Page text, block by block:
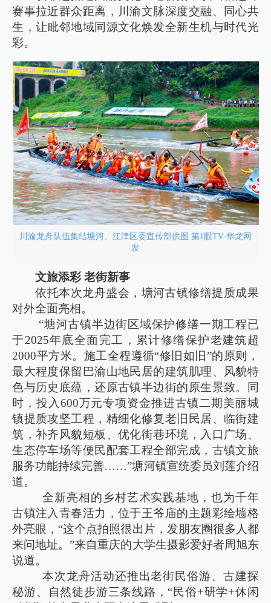
赛事拉近群众距离，川渝文脉深度交融、同心共
生，让毗邻地域同源文化焕发全新生机与时代光
彩。
川渝龙舟队伍集结塘河。江津区委宣传部供图 第1眼TV-华龙网
发
文旅添彩 老街新事
依托本次龙舟盛会，塘河古镇修缮提质成果
对外全面亮相。
“塘河古镇半边街区域保护修缮一期工程已
于2025年底全面完工，累计修缮保护老建筑超
2000平方米。施工全程遵循“修旧如旧”的原则，
最大程度保留巴渝山地民居的建筑肌理、风貌特
色与历史底蕴，还原古镇半边街的原生景致。同
时，投入600万元专项资金推进古镇二期美丽城
镇提质攻坚工程，精细化修复老旧民居、临街建
筑，补齐风貌短板、优化街巷环境，入口广场、
生态停车场等便民配套工程全部完成，古镇文旅
服务功能持续完善……”塘河镇宣统委员刘莲介绍
道。
全新亮相的乡村艺术实践基地，也为千年
古镇注入青春活力，位于王爷庙的主题彩绘墙格
外亮眼，“这个点拍照很出片，发朋友圈很多人都
来问地址。”来自重庆的大学生摄影爱好者周旭东
说道。
本次龙舟活动还推出老街民俗游、古建探
秘游、自然徒步游三条线路，“民俗+研学+休闲